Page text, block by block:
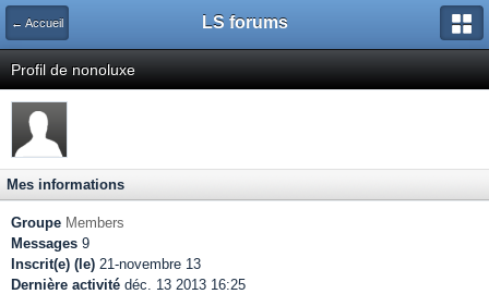
← Accueil LS forums
Profil de nonoluxe
Mes informations
Groupe Members
Messages 9
Inscrit(e) (le) 21-novembre 13
Dernière activité déc. 13 2013 16:25